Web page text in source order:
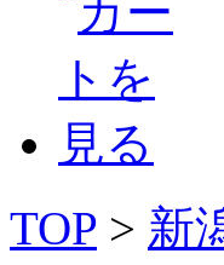
TOP > 新